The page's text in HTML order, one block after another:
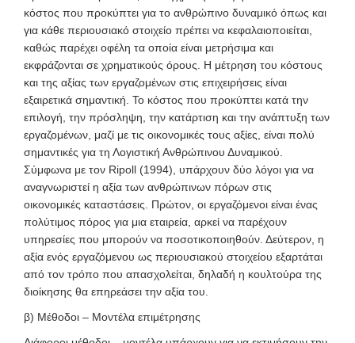
κόστος που προκύπτει για το ανθρώπινο δυναμικό όπως και
για κάθε περιουσιακό στοιχείο πρέπει να κεφαλαιοποιείται,
καθώς παρέχει οφέλη τα οποία είναι μετρήσιμα και
εκφράζονται σε χρηματικούς όρους. Η μέτρηση του κόστους
και της αξίας των εργαζομένων στις επιχειρήσεις είναι
εξαιρετικά σημαντική. Το κόστος που προκύπτει κατά την
επιλογή, την πρόσληψη, την κατάρτιση και την ανάπτυξη των
εργαζομένων, μαζί με τις οικονομικές τους αξίες, είναι πολύ
σημαντικές για τη Λογιστική Ανθρώπινου Δυναμικού.
Σύμφωνα με τον Ripoll (1994), υπάρχουν δύο λόγοι για να
αναγνωριστεί η αξία των ανθρώπινων πόρων στις
οικονομικές καταστάσεις. Πρώτον, οι εργαζόμενοι είναι ένας
πολύτιμος πόρος για μια εταιρεία, αρκεί να παρέχουν
υπηρεσίες που μπορούν να ποσοτικοποιηθούν. Δεύτερον, η
αξία ενός εργαζόμενου ως περιουσιακού στοιχείου εξαρτάται
από τον τρόπο που απασχολείται, δηλαδή η κουλτούρα της
διοίκησης θα επηρεάσει την αξία του.
β) Μέθοδοι – Μοντέλα επιμέτρησης